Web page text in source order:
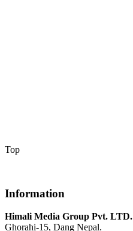
Top
Information
Himali Media Group Pvt. LTD.
Ghorahi-15, Dang Nepal.